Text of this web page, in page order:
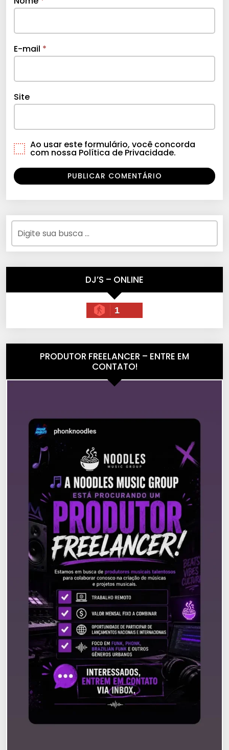
E-mail *
Site
Ao usar este formulário, você concorda
com nossa Política de Privacidade.
DJ’S – ONLINE
1
PRODUTOR FREELANCER – ENTRE EM
CONTATO!